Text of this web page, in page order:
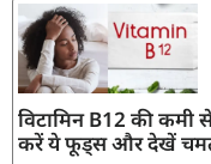
विटामिन B12 की कमी
करें ये फूड्स और देखें